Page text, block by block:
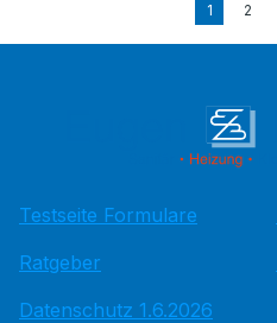
1 2
Testseite Formulare
Ratgeber
Datenschutz 1.6.2026